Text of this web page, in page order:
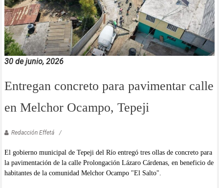
30 de junio, 2026
Entregan concreto para pavimentar calle
en Melchor Ocampo, Tepeji
Redacción Effetá
El gobierno municipal de Tepeji del Río entregó tres ollas de concreto para
la pavimentación de la calle Prolongación Lázaro Cárdenas, en beneficio de
habitantes de la comunidad Melchor Ocampo "El Salto".